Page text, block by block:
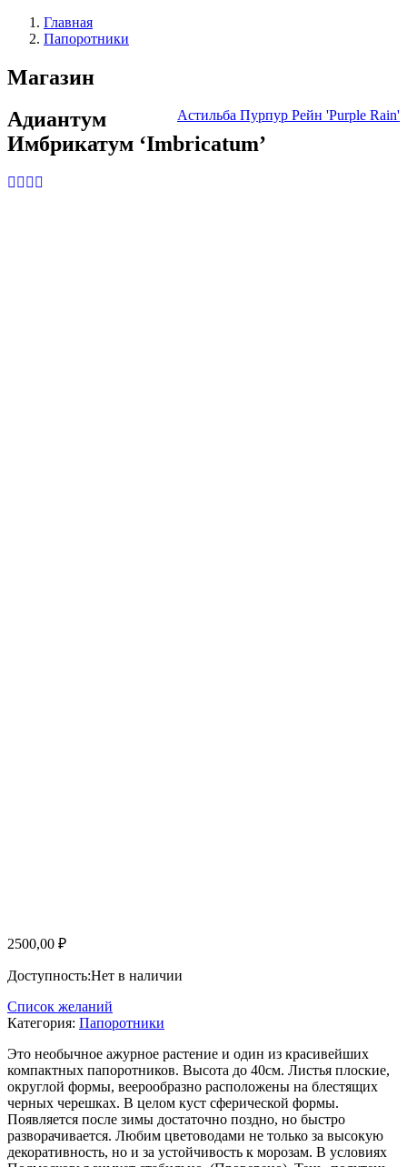
Главная
Папоротники
Магазин
Астильба Пурпур Рейн 'Purple Rain'
Адиантум
Имбрикатум ‘Imbricatum’
2500,00 ₽
Доступность:Нет в наличии
Список желаний
Категория: Папоротники
Это необычное ажурное растение и один из красивейших
компактных папоротников. Высота до 40см. Листья плоские,
округлой формы, веерообразно расположены на блестящих
черных черешках. В целом куст сферической формы.
Появляется после зимы достаточно поздно, но быстро
разворачивается. Любим цветоводами не только за высокую
декоративность, но и за устойчивость к морозам. В условиях